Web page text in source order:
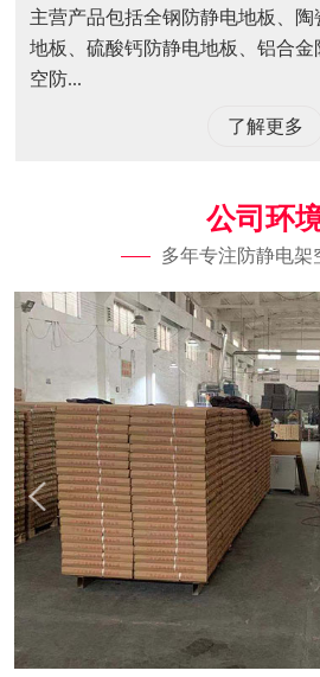
主营产品包括全钢防静电地板、
地板、硫酸钙防静电地板、铝合金
空防...
了解更多
公司环
多年专注防静电架